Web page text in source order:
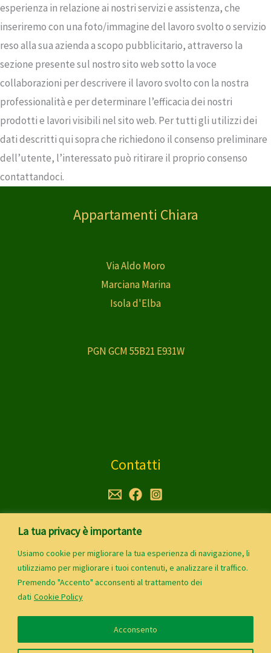
La tua privacy è importante
Usiamo cookie per migliorare la tua esperienza di navigazione, li
utilizziamo per migliorare i tuoi contenuti, e analizzare il traffico.
Premendo "Accento" acconsenti al trattamento dei
dati Cookie Policy
Acconsento
esperienza in relazione ai nostri servizi e assistenza, che
inseriremo con una foto/immagine del lavoro svolto o servizio
reso alla sua azienda a scopo pubblicitario, attraverso la
sezione presente sul nostro sito web sotto la voce
collaborazioni per descrivere il lavoro svolto con la nostra
professionalità e per determinare l’efficacia dei nostri
prodotti e lavori visibili nel sito web. Per tutti gli utilizzi dei
dati descritti qui sopra che richiedono il consenso preliminare
dell’utente, l’interessato può ritirare il proprio consenso
contattandoci.
Appartamenti Chiara
Via Aldo Moro
Marciana Marina
Isola d'Elba
PGN GCM 55B21 E931W
Contatti